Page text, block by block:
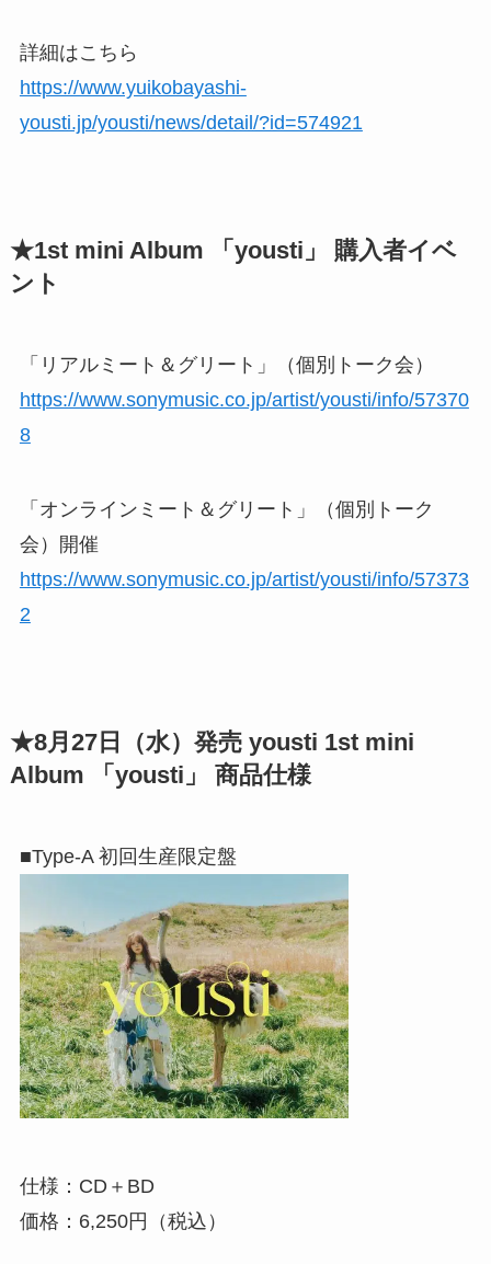
詳細はこちら
https://www.yuikobayashi-
yousti.jp/yousti/news/detail/?id=574921
★1st mini Album 「yousti」 購入者イベ
ント
「リアルミート＆グリート」（個別トーク会）
https://www.sonymusic.co.jp/artist/yousti/info/57370
8
「オンラインミート＆グリート」（個別トーク
会）開催
https://www.sonymusic.co.jp/artist/yousti/info/57373
2
★8月27日（水）発売 yousti 1st mini
Album 「yousti」 商品仕様
■Type-A 初回生産限定盤
仕様：CD＋BD
価格：6,250円（税込）